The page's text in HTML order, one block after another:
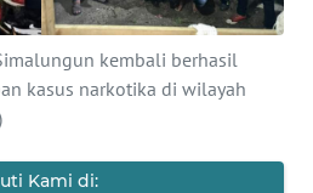
kembali berhasil
kasus narkotika di wilayah
Kami di: